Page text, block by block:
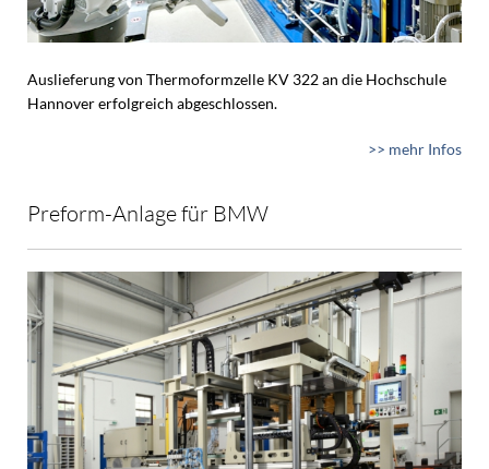
Auslieferung von Thermoformzelle KV 322 an die Hochschule
Hannover erfolgreich abgeschlossen.
>> mehr Infos
Preform-Anlage für BMW